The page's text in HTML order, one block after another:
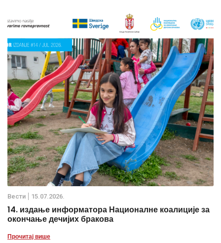
Вести 15.07.2026.
14. издање информатора Националне коалиције за
окончање дечијих бракова
Прочитај више